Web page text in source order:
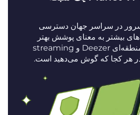
بیش از ۱٬۲۶۰ سرور در سراسر جهان دسترسی
بیشتر به معنای پوشش بهتر
برای کاتالوگ‌های منطقه‌ای Deezer و streaming
در هر کجا که گوش می‌دهید است.